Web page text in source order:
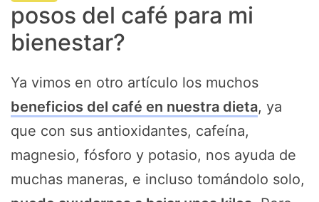
posos del café para mi
bienestar?
Ya vimos en otro artículo los muchos
beneficios del café en nuestra dieta, ya
que con sus antioxidantes, cafeína,
magnesio, fósforo y potasio, nos ayuda de
muchas maneras, e incluso tomándolo solo,